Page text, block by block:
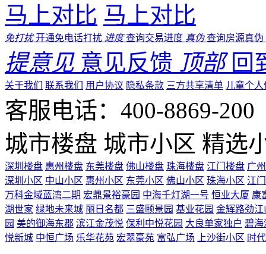
马上对比 马上对比
免打扰 开通免电话打扰 进度 查询交易进度 真伪 查询房源真伪
提意见 意见反馈 顶部 回
关于我们 联系我们 用户协议 隐私条款 三方共享清单 儿童个
客服电话：400-8869-200
城市楼盘 城市小区 精选
深圳楼盘 惠州楼盘 东莞楼盘 佛山楼盘 珠海楼盘 江门楼盘 广
深圳小区 中山小区 惠州小区 东莞小区 佛山小区 珠海小区 江
万科金域蓝湾二期 宏鼎景裕豪园 中海千灯湖一号 恒业大厦 康
湖世家 绿地未来城 丽日名都 三盛颐景园 基业花园 金辉路劲江
园 美的御海东郡 滨江金茂悦 保利中悦花园 大良单家独户 碧海
悦新城 中恒广场 乐华花苑 宏翠豪苑 富弘广场 上沙街小区 时